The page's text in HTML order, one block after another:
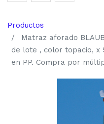
Productos
Matraz aforado
de lote , color topacio, x
en PP. Compra por